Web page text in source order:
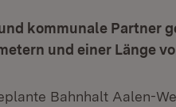
kommunale Partner
und einer Länge
Bahnhalt Aalen-